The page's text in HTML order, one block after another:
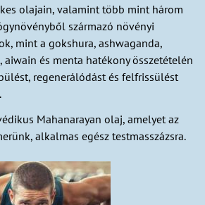
olajain, valamint több mint három
származó növényi
mint a gokshura, ashwaganda,
aiwain és menta hatékony összetételén
regenerálódást és felfrissülést
Mahanarayan olaj, amelyet az
alkalmas egész testmasszázsra.